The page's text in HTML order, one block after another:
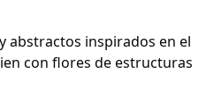
abstractos inspirados en el
con flores de estructuras